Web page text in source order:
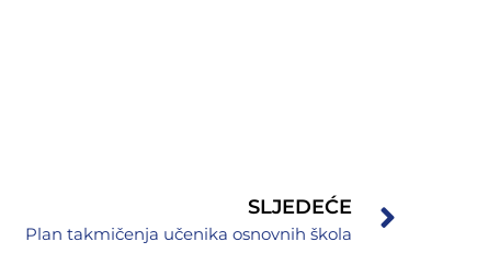
SLJEDEĆE
Plan takmičenja učenika osnovnih škola